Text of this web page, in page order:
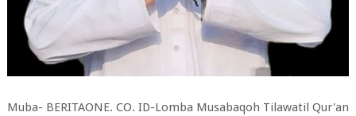
Muba- BERITAONE. CO. ID-Lomba Musabaqoh Tilawatil Qur'an